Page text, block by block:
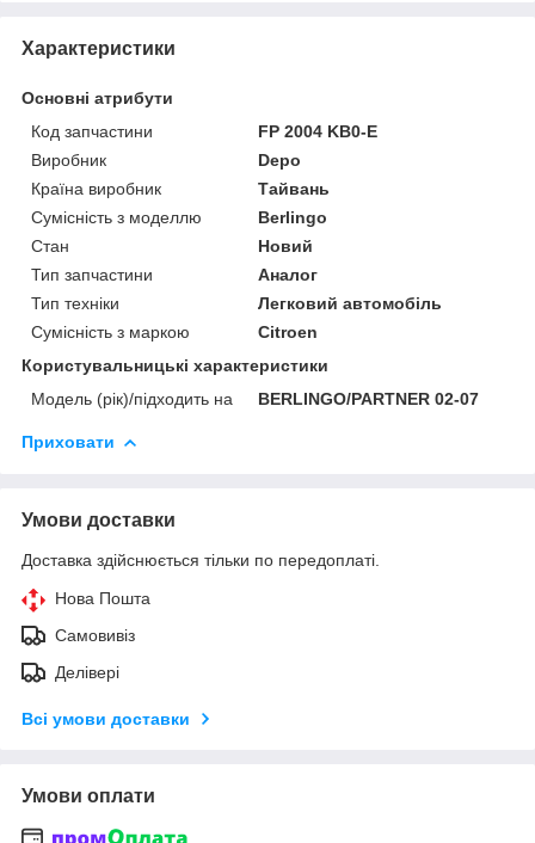
Характеристики
Основні атрибути
Код запчастини
FP 2004 KB0-E
Виробник
Depo
Країна виробник
Тайвань
Сумісність з моделлю
Berlingo
Стан
Новий
Тип запчастини
Аналог
Тип техніки
Легковий автомобіль
Сумісність з маркою
Citroen
Користувальницькі характеристики
Модель (рік)/підходить на
BERLINGO/PARTNER 02-07
Приховати
Умови доставки
Доставка здійснюється тільки по передоплаті.
Нова Пошта
Самовивіз
Делівері
Всі умови доставки
Умови оплати